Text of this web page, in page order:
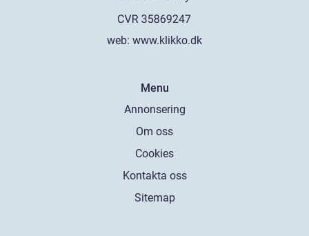
web: www.klikko.dk
Menu
Annonsering
Om oss
Cookies
Kontakta oss
Sitemap